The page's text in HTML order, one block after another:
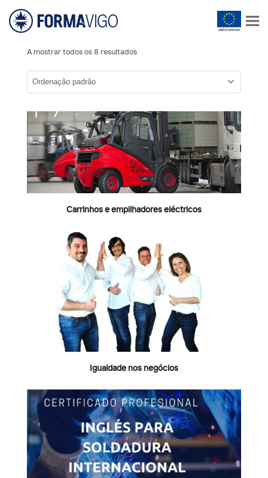
A mostrar todos os 8 resultados
Carrinhos e empilhadores eléctricos
Igualdade nos negócios